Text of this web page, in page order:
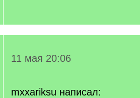
11 мая 20:06
mxxariksu написал: